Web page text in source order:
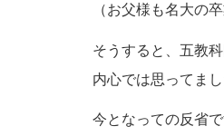
（お父様も名大の
そうすると、五教
内心では思ってまし
今となっての反省